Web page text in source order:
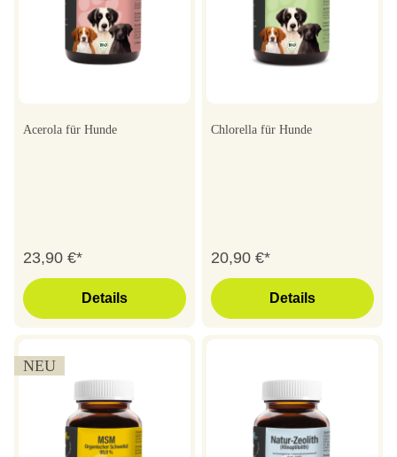
Acerola für Hunde
23,90 €*
Details
Chlorella für Hunde
20,90 €*
Details
NEU